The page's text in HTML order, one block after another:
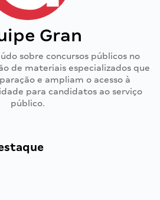
Gran
sobre concursos públicos no
de materiais especializados que
e ampliam o acesso à
para candidatos ao serviço
público.